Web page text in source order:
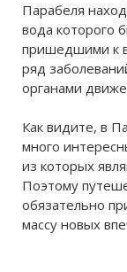
Парабеля
вода которого
пришедшими к
ряд
органами
Как видите, в
много
из которых
Поэтому
обязательно
массу новых